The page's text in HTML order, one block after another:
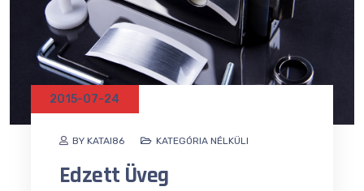
BY KATAI86
2015-07-24
KATEGÓRIA NÉLKÜLI
Edzett Üveg